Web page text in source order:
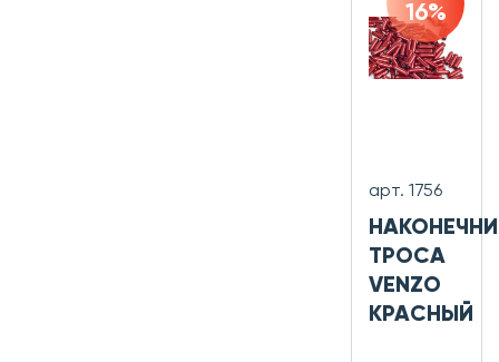
16%
арт. 1756
ТРОСА
VENZO
КРАСНЫЙ